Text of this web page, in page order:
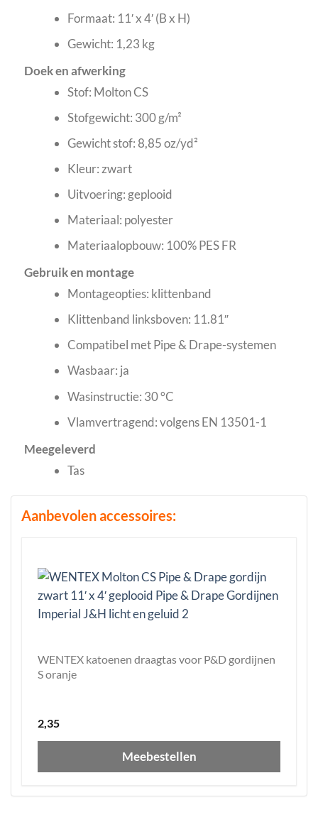
Formaat: 11′ x 4′ (B x H)
Gewicht: 1,23 kg
Doek en afwerking
Stof: Molton CS
Stofgewicht: 300 g/m²
Gewicht stof: 8,85 oz/yd²
Kleur: zwart
Uitvoering: geplooid
Materiaal: polyester
Materiaalopbouw: 100% PES FR
Gebruik en montage
Montageopties: klittenband
Klittenband linksboven: 11.81″
Compatibel met Pipe & Drape-systemen
Wasbaar: ja
Wasinstructie: 30 °C
Vlamvertragend: volgens EN 13501-1
Meegeleverd
Tas
Aanbevolen accessoires:
WENTEX katoenen draagtas voor P&D gordijnen
S oranje
2,35
Meebestellen